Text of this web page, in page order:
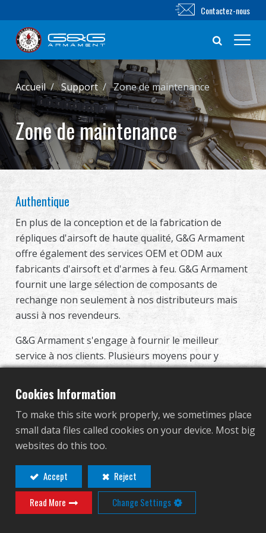
Nouveautés
FUSIL AIRSOFT
PISTOLET AIRSOFT
SYSTÈME D'ENTRAÎNEMENT
Revendeur
Advantages
À propos de nous
Se connecter
繁體中文
Français 日本語
Contactez-nous
Accueil Support Zone de maintenance
Zone de maintenance
Authentique
En plus de la conception et de la fabrication de
répliques d'airsoft de haute qualité, G&G Armament
offre également des services OEM et ODM aux
fabricants d'airsoft et d'armes à feu. G&G Armament
fournit une large sélection de composants de
rechange non seulement à nos distributeurs mais
aussi à nos revendeurs.
G&G Armament s'engage à fournir le meilleur
service à nos clients. Plusieurs moyens pour y
parvenir sont d'avoir un département dédié aux
pièces et services, des vidéos d'instruction étape par
étape pour que les revendeurs puissent apprendre,
et des représentants commerciaux compétents
dédiés.
Cookies Information
To make this site work properly, we sometimes place
small data files called cookies on your device. Most big
websites do this too.
Accept
Reject
Read More
Change Settings